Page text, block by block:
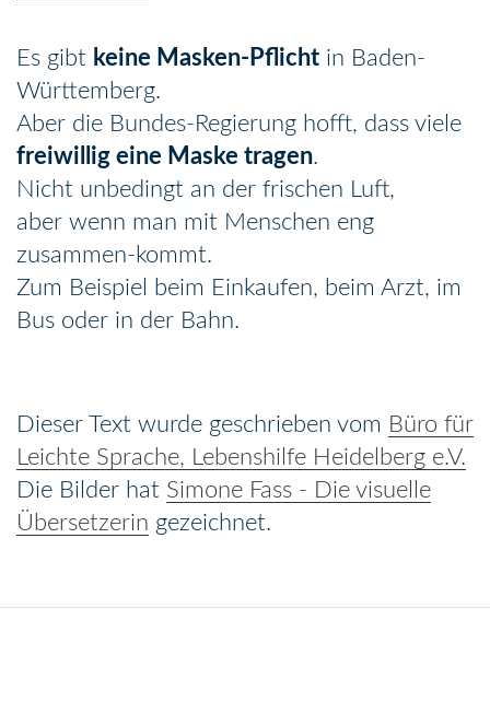
Es gibt keine Masken-Pflicht in Baden-
Württemberg.
Aber die Bundes-Regierung hofft, dass viele
freiwillig eine Maske tragen.
Nicht unbedingt an der frischen Luft,
aber wenn man mit Menschen eng
zusammen-kommt.
Zum Beispiel beim Einkaufen, beim Arzt, im
Bus oder in der Bahn.
Dieser Text wurde geschrieben vom Büro für
Leichte Sprache, Lebenshilfe Heidelberg e.V.
Die Bilder hat Simone Fass - Die visuelle
Übersetzerin gezeichnet.